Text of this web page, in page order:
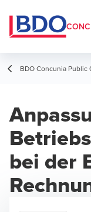
BDO Concunia Public
bei der